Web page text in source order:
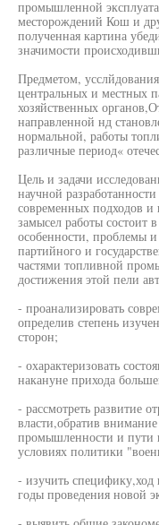
промышленной
месторождений Кош и
полученная картина
значимости
Предметом,
центральных и местных
хозяйственных
направленной нд
нормальной, работы
различные период«
Цель и задачи
научной
современных подходов
замысел работы состоит
особенности, проблемы
партийного и
частями топливной
достижения этой пели
- проанализировать
определив степень
сторон;
- охарактеризовать
накануне прихода
- рассмотреть развитие
власти,обратив
промышленности и пути
условиях политики
- изучить специфику,ход
годы проведения новой